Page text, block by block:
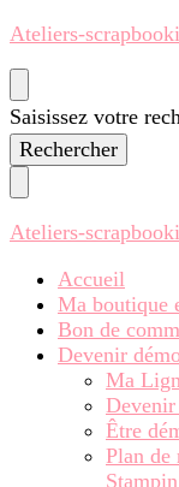
Ateliers-
Vous
recherchiez
quelque
Saisissez votre
Ateliers-
Accueil
Ma boutique
Bon de
Devenir
Ma
Être
Plan de